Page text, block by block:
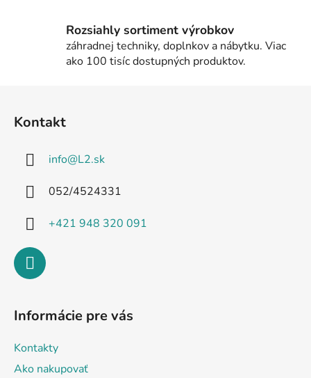
Rozsiahly sortiment výrobkov
záhradnej techniky, doplnkov a nábytku. Viac
ako 100 tisíc dostupných produktov.
Kontakt
info@L2.sk
052/4524331
+421 948 320 091
Informácie pre vás
Kontakty
Ako nakupovať